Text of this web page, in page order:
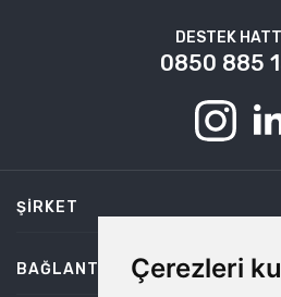
Çerezleri
DESTEK
0850 885
ŞIRKET
BAĞLANTILAR